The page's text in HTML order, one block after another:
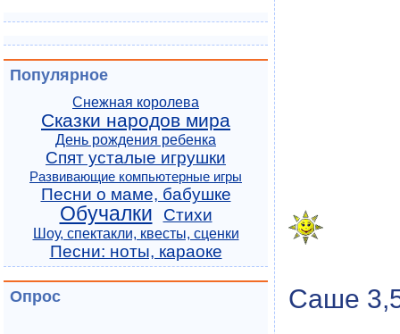
Саше
Популярное
Снежная королева
Сказки народов мира
День рождения ребенка
Спят усталые игрушки
Развивающие компьютерные игры
Песни о маме, бабушке
Обучалки Стихи
Шоу, спектакли, квесты, сценки
Песни: ноты, караоке
Опрос